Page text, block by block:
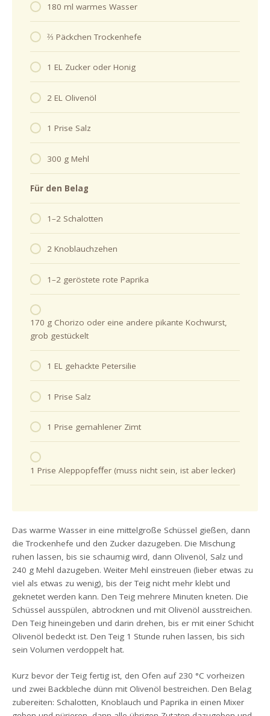
180 ml warmes Wasser
⅔ Päckchen Trockenhefe
1 EL Zucker oder Honig
2 EL Olivenöl
1 Prise Salz
300 g Mehl
Für den Belag
1–2 Schalotten
2 Knoblauchzehen
1–2 geröstete rote Paprika
170 g Chorizo oder eine andere pikante Kochwurst,
grob gestückelt
1 EL gehackte Petersilie
1 Prise Salz
1 Prise gemahlener Zimt
1 Prise Aleppopfeﬀer (muss nicht sein, ist aber lecker)
Das warme Wasser in eine mittelgroße Schüssel gießen, dann
die Trockenhefe und den Zucker dazugeben. Die Mischung
ruhen lassen, bis sie schaumig wird, dann Olivenöl, Salz und
240 g Mehl dazugeben. Weiter Mehl einstreuen (lieber etwas zu
viel als etwas zu wenig), bis der Teig nicht mehr klebt und
geknetet werden kann. Den Teig mehrere Minuten kneten. Die
Schüssel ausspülen, abtrocknen und mit Olivenöl ausstreichen.
Den Teig hineingeben und darin drehen, bis er mit einer Schicht
Olivenöl bedeckt ist. Den Teig 1 Stunde ruhen lassen, bis sich
sein Volumen verdoppelt hat.
Kurz bevor der Teig fertig ist, den Ofen auf 230 °C vorheizen
und zwei Backbleche dünn mit Olivenöl bestreichen. Den Belag
zubereiten: Schalotten, Knoblauch und Paprika in einen Mixer